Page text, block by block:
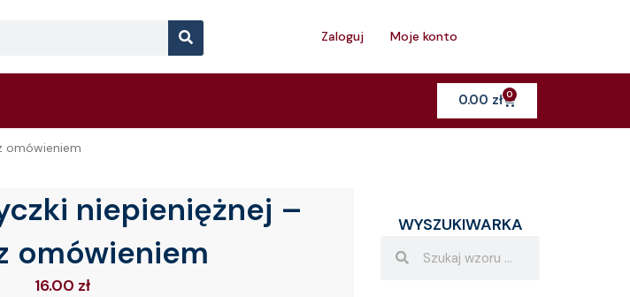
Search
Zaloguj Moje konto
0.00 zł 0Cart
omówieniem
niepieniężnej –
omówieniem
16.00 zł
WYSZUKIWARKA